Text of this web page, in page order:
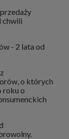
chwili
- 2 lata od
o których
roku o